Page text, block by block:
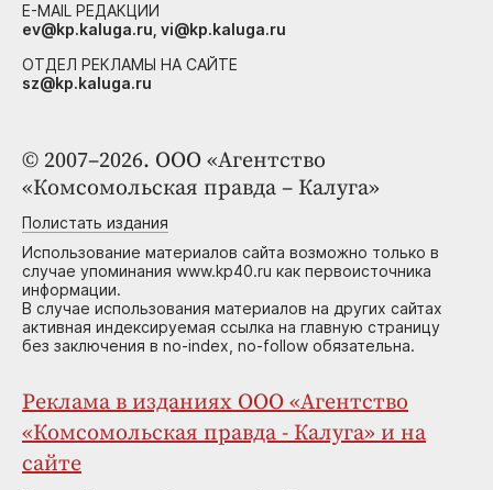
© 2007–2026. ООО «Агентство
«Комсомольская правда – Калуга»
Полистать издания
Использование материалов сайта возможно только в
случае упоминания www.kp40.ru как первоисточника
информации.
В случае использования материалов на других сайтах
активная индексируемая ссылка на главную страницу
без заключения в no-index, no-follow обязательна.
Реклама в изданиях ООО «Агентство
«Комсомольская правда - Калуга» и на
сайте
E-MAIL РЕДАКЦИИ
ev@kp.kaluga.ru, vi@kp.kaluga.ru
ОТДЕЛ РЕКЛАМЫ НА САЙТЕ
sz@kp.kaluga.ru